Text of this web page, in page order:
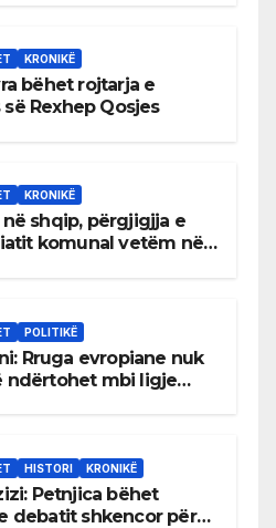
KRONIKË
bëhet rojtarja e
Rexhep Qosjes
KRONIKË
në shqip, përgjigjja e
komunal vetëm në
POLITIKË
Rruga evropiane nuk
ndërtohet mbi ligje
HISTORI KRONIKË
Petnjica bëhet
debatit shkencor për